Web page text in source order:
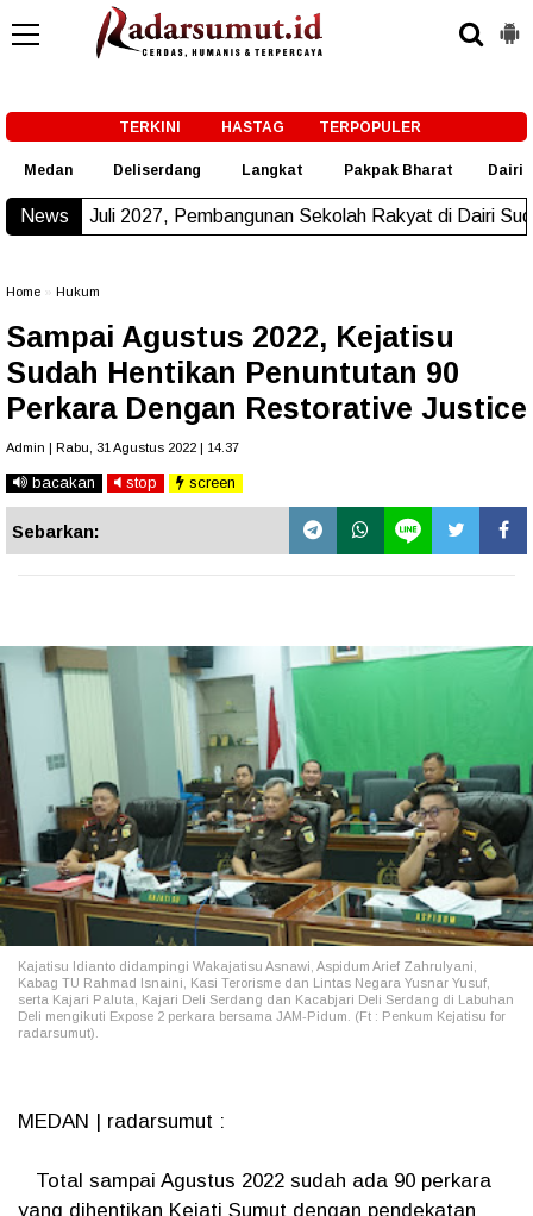
TERKINI HASTAG TERPOPULER
Medan Deliserdang Langkat Pakpak Bharat Dairi
News
Pembangunan Sekolah Rakyat di Dairi Sudah Beroperasi
Home Hukum
Sampai Agustus 2022, Kejatisu
Sudah Hentikan Penuntutan 90
Perkara Dengan Restorative Justice
Admin | Rabu, 31 Agustus 2022 | 14.37
bacakan stop screen
Sebarkan:
Kajatisu Idianto didampingi Wakajatisu Asnawi, Aspidum Arief Zahrulyani,
Kabag TU Rahmad Isnaini, Kasi Terorisme dan Lintas Negara Yusnar Yusuf,
serta Kajari Paluta, Kajari Deli Serdang dan Kacabjari Deli Serdang di Labuhan
Deli mengikuti Expose 2 perkara bersama JAM-Pidum. (Ft : Penkum Kejatisu for
radarsumut).
MEDAN | radarsumut :
Total sampai Agustus 2022 sudah ada 90 perkara
yang dihentikan Kejati Sumut dengan pendekatan